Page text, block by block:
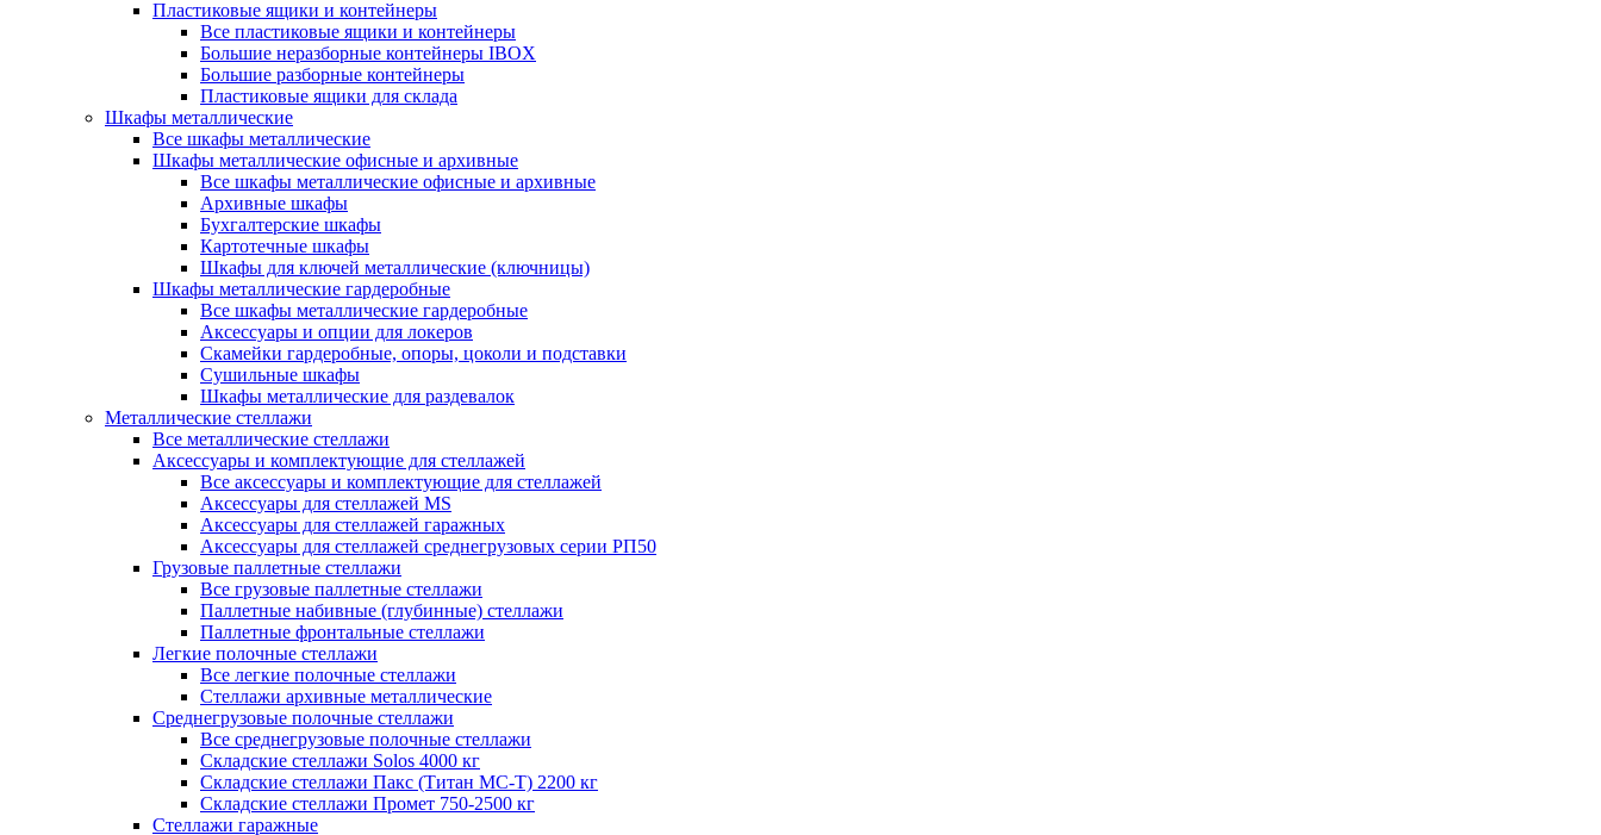
Пластиковые ящики и контейнеры
Все пластиковые ящики и контейнеры
Большие неразборные контейнеры IBOX
Большие разборные контейнеры
Пластиковые ящики для склада
Шкафы металлические
Все шкафы металлические
Шкафы металлические офисные и архивные
Все шкафы металлические офисные и архивные
Архивные шкафы
Бухгалтерские шкафы
Картотечные шкафы
Шкафы для ключей металлические (ключницы)
Шкафы металлические гардеробные
Все шкафы металлические гардеробные
Аксессуары и опции для локеров
Скамейки гардеробные, опоры, цоколи и подставки
Сушильные шкафы
Шкафы металлические для раздевалок
Металлические стеллажи
Все металлические стеллажи
Аксессуары и комплектующие для стеллажей
Все аксессуары и комплектующие для стеллажей
Аксессуары для стеллажей MS
Аксессуары для стеллажей гаражных
Аксессуары для стеллажей среднегрузовых серии РП50
Грузовые паллетные стеллажи
Все грузовые паллетные стеллажи
Паллетные набивные (глубинные) стеллажи
Паллетные фронтальные стеллажи
Легкие полочные стеллажи
Все легкие полочные стеллажи
Стеллажи архивные металлические
Среднегрузовые полочные стеллажи
Все среднегрузовые полочные стеллажи
Складские стеллажи Solos 4000 кг
Складские стеллажи Пакс (Титан МС-Т) 2200 кг
Складские стеллажи Промет 750-2500 кг
Стеллажи гаражные